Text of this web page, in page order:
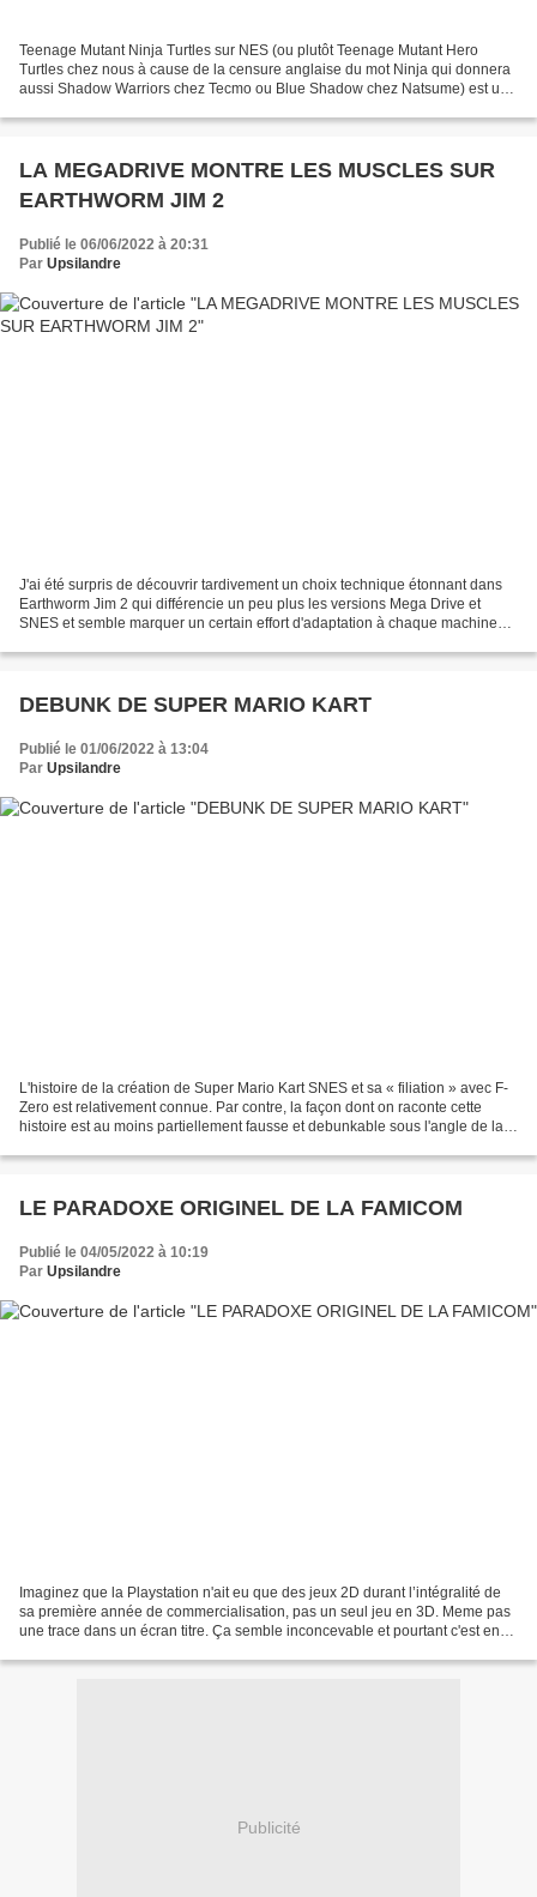
Teenage Mutant Ninja Turtles sur NES (ou plutôt Teenage Mutant Hero
Turtles chez nous à cause de la censure anglaise du mot Ninja qui donnera
aussi Shadow Warriors chez Tecmo ou Blue Shadow chez Natsume) est un
LA MEGADRIVE MONTRE LES MUSCLES SUR
EARTHWORM JIM 2
Publié le 06/06/2022 à 20:31
Par Upsilandre
J'ai été surpris de découvrir tardivement un choix technique étonnant dans
Earthworm Jim 2 qui différencie un peu plus les versions Mega Drive et
SNES et semble marquer un certain effort d'adaptation à chaque machine
DEBUNK DE SUPER MARIO KART
Publié le 01/06/2022 à 13:04
Par Upsilandre
L'histoire de la création de Super Mario Kart SNES et sa « filiation » avec F-
Zero est relativement connue. Par contre, la façon dont on raconte cette
histoire est au moins partiellement fausse et debunkable sous l'angle de la
LE PARADOXE ORIGINEL DE LA FAMICOM
Publié le 04/05/2022 à 10:19
Par Upsilandre
Imaginez que la Playstation n'ait eu que des jeux 2D durant l’intégralité de
sa première année de commercialisation, pas un seul jeu en 3D. Meme pas
une trace dans un écran titre. Ça semble inconcevable et pourtant c'est en
Publicité